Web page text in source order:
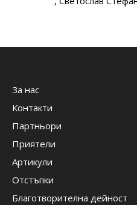
За нас
Контакти
Партньори
Приятели
Артикули
Отстъпки
Благотворителна дейност